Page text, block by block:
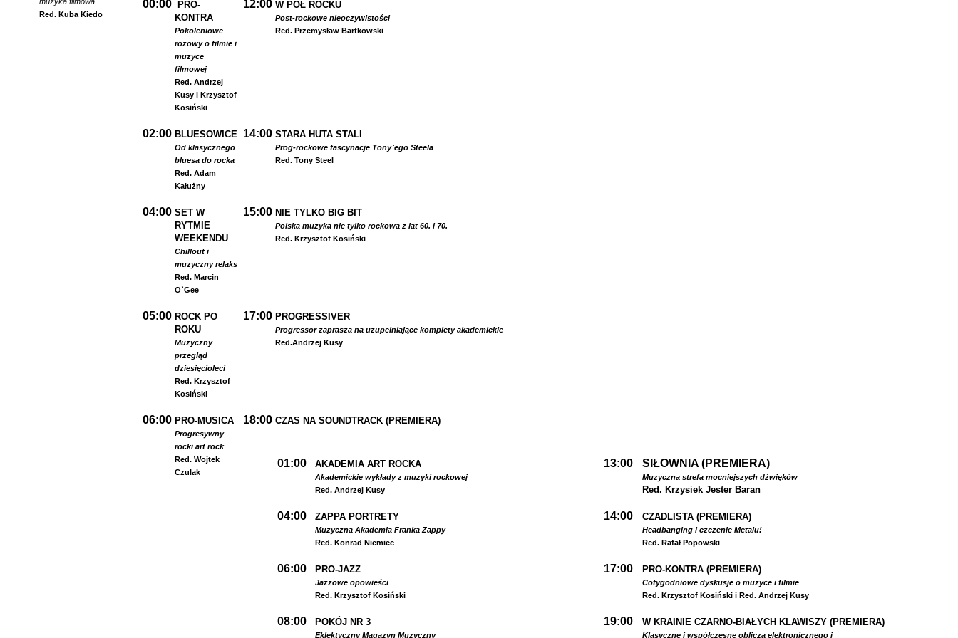
Red. Kuba Kiedo
00:00
PRO-
KONTRA
Pokoleniowe
rozowy o filmie i
muzyce
filmowej
Red. Andrzej
Kusy i Krzysztof
Kosiński
12:00 W PÓŁ ROCKU
Post-rockowe nieoczywistości
Red. Przemysław Bartkowski
02:00 BLUESOWICE
Od klasycznego
bluesa do rocka
Red. Adam
Kałużny
14:00 STARA HUTA STALI
Prog-rockowe fascynacje Tony`ego Steela
Red. Tony Steel
04:00 SET W
RYTMIE
WEEKENDU
Chillout i
muzyczny relaks
Red. Marcin
O`Gee
15:00 NIE TYLKO BIG BIT
Polska muzyka nie tylko rockowa z lat 60. i 70.
Red. Krzysztof Kosiński
05:00 ROCK PO
ROKU
Muzyczny
przegląd
dziesięcioleci
Red. Krzysztof
Kosiński
17:00 PROGRESSIVER
Progressor zaprasza na uzupełniające komplety akademickie
Red.Andrzej Kusy
06:00 PRO-MUSICA
Progresywny
rocki art rock
Red. Wojtek
Czulak
18:00 CZAS NA SOUNDTRACK (PREMIERA)
01:00 AKADEMIA ART ROCKA
Akademickie wykłady z muzyki rockowej
Red. Andrzej Kusy
13:00 SIŁOWNIA (PREMIERA)
Muzyczna strefa mocniejszych dźwięków
Red. Krzysiek Jester Baran
04:00 ZAPPA PORTRETY
Muzyczna Akademia Franka Zappy
Red. Konrad Niemiec
14:00 CZADLISTA (PREMIERA)
Headbanging i czczenie Metalu!
Red. Rafał Popowski
06:00 PRO-JAZZ
Jazzowe opowieści
Red. Krzysztof Kosiński
17:00 PRO-KONTRA (PREMIERA)
Cotygodniowe dyskusje o muzyce i filmie
Red. Krzysztof Kosiński i Red. Andrzej Kusy
08:00 POKÓJ NR 3
Eklektyczny Magazyn Muzyczny
19:00 W KRAINIE CZARNO-BIAŁYCH KLAWISZY (PREMIERA)
Klasyczne i współczesne oblicza elektronicznego i